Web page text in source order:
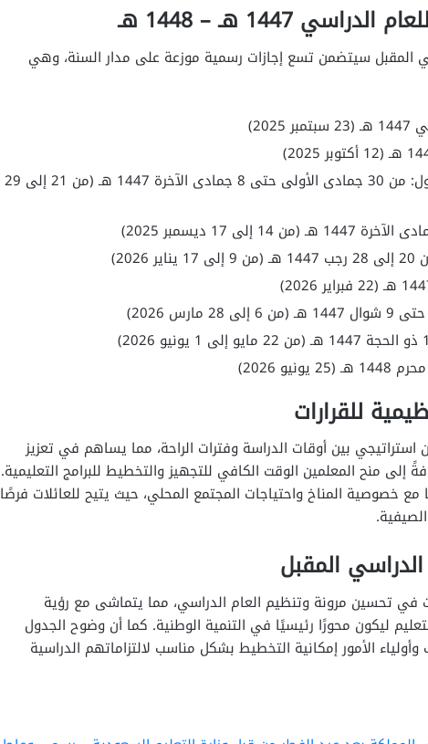
1447 هـ – 1448 هـ
المقبل سيتضمن تسع إجازات رسمية موزعة على مدار السنة، وهي
إجازة نهاية الفصل الدراسي الأول: من 30 جمادى الأولى حتى 8 جمادى الآخرة 1447 هـ (من 21 إلى 29
للقرارات
بين أوقات الدراسة وفترات الراحة، مما يساهم في تعزيز
إلى منح المعلمين الوقت الكافي للتجهيز والتخطيط للبرامج التعليمية.
مع خصوصية المناخ واحتياجات المجتمع المحلي، حيث يتيح للعائلات فرصًا
الدراسي المقبل
في تحسين مرونة وتنظيم العام الدراسي، مما يتماشى مع رؤية
لدفع التعليم ليكون محورًا رئيسيًا في التنمية الوطنية. كما أن وضوح الجدول
الأمور إمكانية التخطيط بشكل مناسب لالتزاماتهم الدراسية